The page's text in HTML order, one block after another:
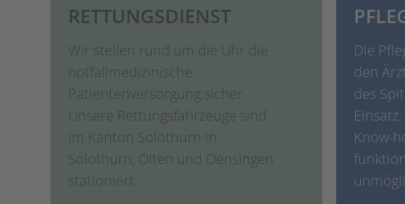
RETTUNGSDIENST
Wir stellen rund um die Uhr die
notfallmedizinische
Patientenversorgung sicher.
Unsere Rettungsfahrzeuge sind
im Kanton Solothurn in
Solothurn, Olten und Oensingen
stationiert.
Die
den
des
Know-